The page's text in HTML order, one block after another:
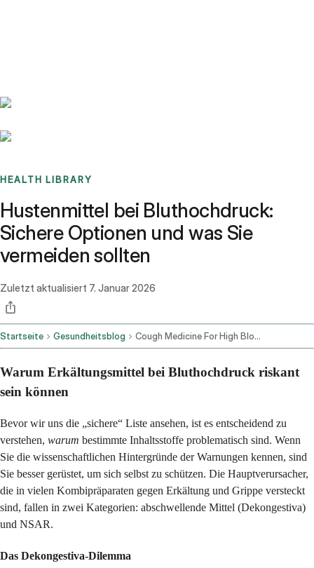
HEALTH LIBRARY
Hustenmittel bei Bluthochdruck:
Sichere Optionen und was Sie
vermeiden sollten
Zuletzt aktualisiert 7. Januar 2026
Startseite Gesundheitsblog Cough Medicine For High Blood Pressure
Warum Erkältungsmittel bei Bluthochdruck riskant
sein können
Bevor wir uns die „sichere“ Liste ansehen, ist es entscheidend zu
verstehen, warum bestimmte Inhaltsstoffe problematisch sind. Wenn
Sie die wissenschaftlichen Hintergründe der Warnungen kennen, sind
Sie besser gerüstet, um sich selbst zu schützen. Die Hauptverursacher,
die in vielen Kombipräparaten gegen Erkältung und Grippe versteckt
sind, fallen in zwei Kategorien: abschwellende Mittel (Dekongestiva)
und NSAR.
Das Dekongestiva-Dilemma